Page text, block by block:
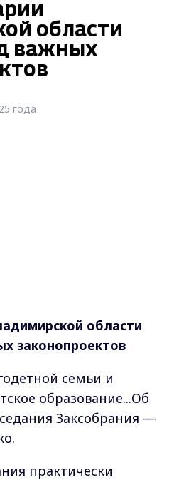
области
важных
года
области
законопроектов
семьи и
образование...Об
Заксобрания —
практически